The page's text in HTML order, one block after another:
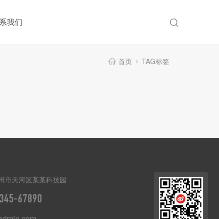
我们
首页 TAG标签
市天河区某某科技园
67890